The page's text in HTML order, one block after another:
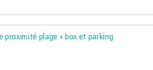
plage + box et parking